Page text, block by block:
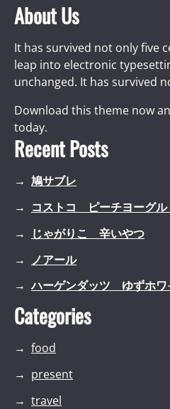
About Us
It has survived not only five
leap into electronic
unchanged. It has survived
Download this theme now
today.
Recent Posts
鳩サブレ
コストコ ピーチヨーグル
じゃがりこ 辛いやつ
ノアール
ハーゲンダッツ ゆずホワ
Categories
food
present
travel